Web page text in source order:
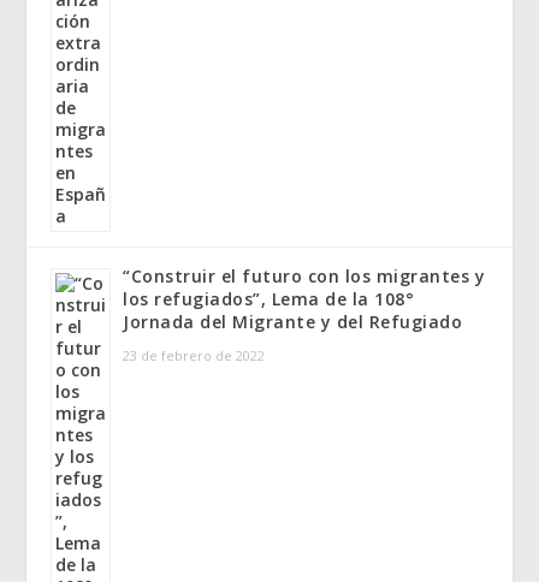
“Construir el futuro con los migrantes y
los refugiados”, Lema de la 108°
Jornada del Migrante y del Refugiado
23 de febrero de 2022